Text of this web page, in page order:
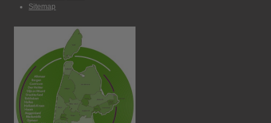
Sitemap